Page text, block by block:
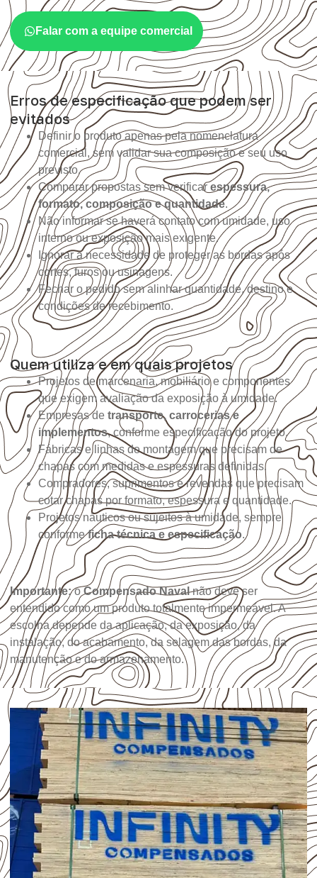
Falar com a equipe comercial
Erros de especificação que podem ser
evitados
Definir o produto apenas pela nomenclatura
comercial, sem validar sua composição e seu uso
previsto.
Comparar propostas sem verificarespessura,
formato, composição e quantidade.
Não informar se haverá contato com umidade, uso
interno ou exposição mais exigente.
Ignorar a necessidade de proteger as bordas após
cortes, furos ou usinagens.
Fechar o pedido sem alinhar quantidade, destino e
condições de recebimento.
Quem utiliza e em quais projetos
Projetos de marcenaria, mobiliário e componentes
que exigem avaliação da exposição à umidade.
Empresas de transporte, carrocerias e
implementos, conforme especificação do projeto.
Fábricas e linhas de montagem que precisam de
chapas com medidas e espessuras definidas.
Compradores, suprimentos e revendas que precisam
cotar chapas por formato, espessura e quantidade.
Projetos náuticos ou sujeitos à umidade, sempre
conformeficha técnica e especificação.
Importante:oCompensado Navalnão deve ser
entendido como um produto totalmente impermeável. A
escolha depende da aplicação, da exposição, da
instalação, do acabamento, da selagem das bordas, da
manutenção e do armazenamento.